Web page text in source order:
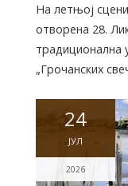
На летњој
отворена 28.
традиционална
„Грочанских
24
ЈУЛ
2026